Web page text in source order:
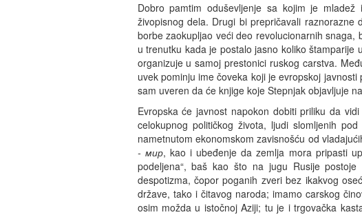
Dobro pamtim oduševljenje sa kojim je
živopisnog dela. Drugi bi prepričavali
borbe zaokupljao veći deo revolucionarnih
u trenutku kada je postalo jasno koliko
organizuje u samoj prestonici ruskog carstva.
uvek pominju ime čoveka koji je evropskoj
sam uveren da će knjige koje Stepnjak objavljuje
Evropska će javnost napokon dobiti priliku da
celokupnog političkog života, ljudi slomljenih
nametnutom ekonomskom zavisnošću od
- мир, kao i ubeđenje da zemlja mora pripasti
podeljena“, baš kao što na jugu Rusije
despotizma, čopor poganih zveri bez ikakvog
države, tako i čitavog naroda; imamo carskog
osim možda u istočnoj Aziji; tu je i trgovačka